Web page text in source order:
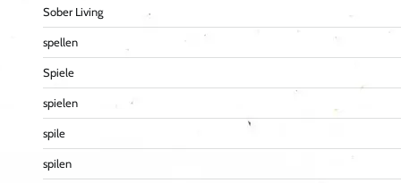
Sober Living
spellen
Spiele
spielen
spile
spilen